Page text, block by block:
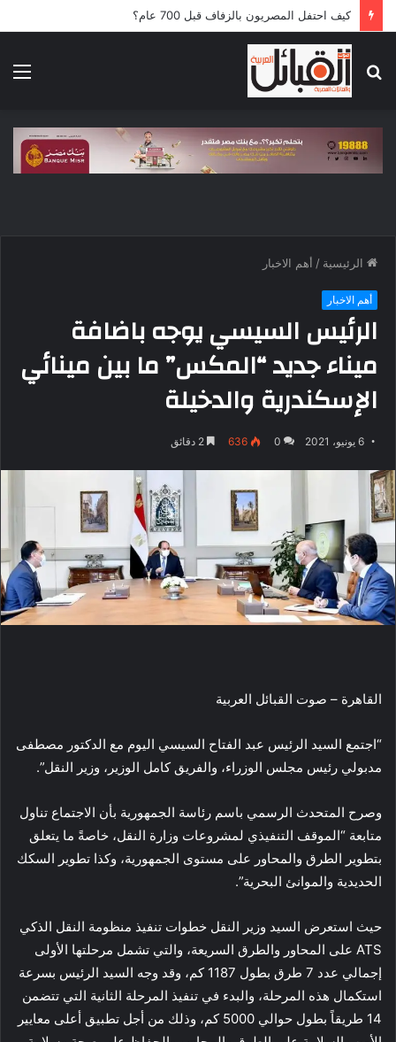
كيف احتفل المصريون بالزفاف قبل 700 عام؟
عن
الرئيسية / أهم الاخبار
أهم الاخبار
الرئيس السيسي يوجه باضافة
ميناء جديد “المكس” ما بين مينائي
الإسكندرية والدخيلة
6 يونيو، 2021 0
636
القاهرة – صوت القبائل العربية
“اجتمع السيد الرئيس عبد الفتاح السيسي اليوم مع الدكتور مصطفى
مدبولي رئيس مجلس الوزراء، والفريق كامل الوزير، وزير النقل”.
وصرح المتحدث الرسمي باسم رئاسة الجمهورية بأن الاجتماع تناول
متابعة “الموقف التنفيذي لمشروعات وزارة النقل، خاصةً ما يتعلق
بتطوير الطرق والمحاور على مستوى الجمهورية، وكذا تطوير السكك
الحديدية والموانئ البحرية”.
حيث استعرض السيد وزير النقل خطوات تنفيذ منظومة النقل الذكي
ATS على المحاور والطرق السريعة، والتي تشمل مرحلتها الأولى
إجمالي عدد 7 طرق بطول 1187 كم، وقد وجه السيد الرئيس بسرعة
استكمال هذه المرحلة، والبدء في تنفيذ المرحلة الثانية التي تتضمن
14 طريقاً بطول حوالي 5000 كم، وذلك من أجل تطبيق أعلى معايير